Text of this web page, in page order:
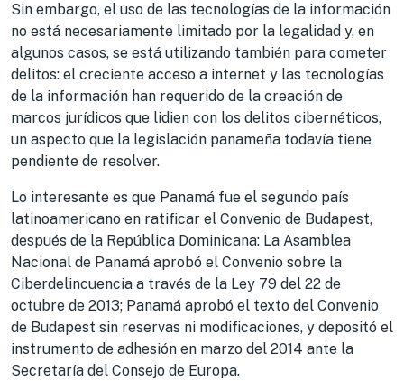
Sin embargo, el uso de las tecnologías de la información
no está necesariamente limitado por la legalidad y, en
algunos casos, se está utilizando también para cometer
delitos: el creciente acceso a internet y las tecnologías
de la información han requerido de la creación de
marcos jurídicos que lidien con los delitos cibernéticos,
un aspecto que la legislación panameña todavía tiene
pendiente de resolver.
Lo interesante es que Panamá fue el segundo país
latinoamericano en ratificar el Convenio de Budapest,
después de la República Dominicana: La Asamblea
Nacional de Panamá aprobó el Convenio sobre la
Ciberdelincuencia a través de la Ley 79 del 22 de
octubre de 2013; Panamá aprobó el texto del Convenio
de Budapest sin reservas ni modificaciones, y depositó el
instrumento de adhesión en marzo del 2014 ante la
Secretaría del Consejo de Europa.